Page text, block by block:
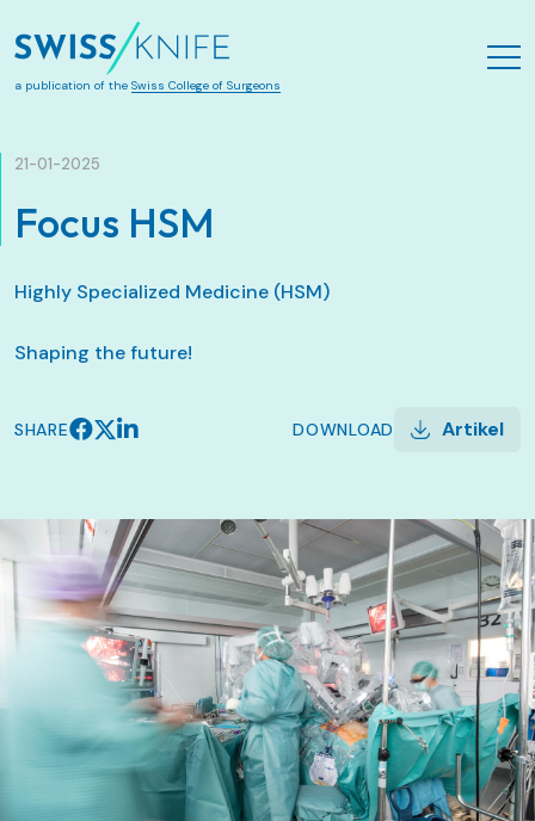
a publication of the Swiss College of Surgeons
21-01-2025
Focus HSM
Highly Specialized Medicine (HSM)
Shaping the future!
SHARE DOWNLOAD Artikel